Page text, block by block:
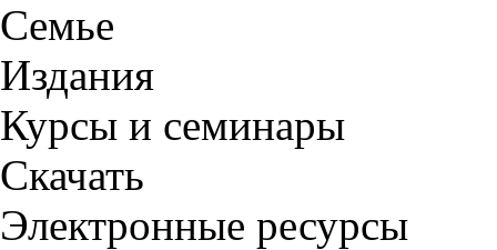
Семье
Издания
Курсы и семинары
Скачать
Электронные ресурсы